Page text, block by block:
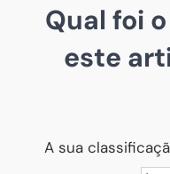
Qual foi
este
A sua